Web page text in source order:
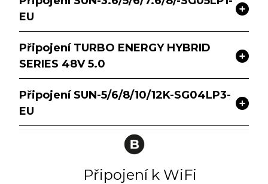
EU
Připojení TURBO ENERGY HYBRID
SERIES 48V 5.0
Připojení SUN-5/6/8/10/12K-SG04LP3-
EU
Připojení k WiFi